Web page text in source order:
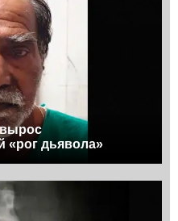
«рог дьявола»